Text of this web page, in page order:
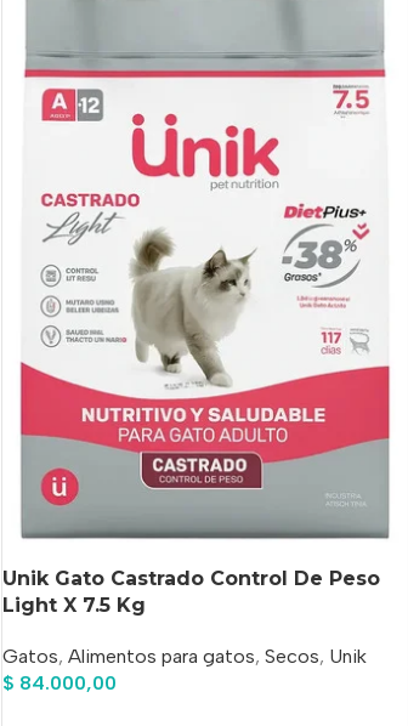
Unik Gato Castrado Control De Peso
Light X 7.5 Kg
Gatos, Alimentos para gatos, Secos, Unik
$ 84.000,00